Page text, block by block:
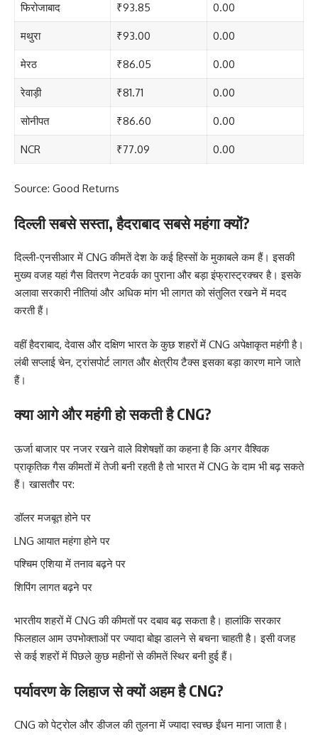
फिरोजाबाद ₹93.85 0.00
मथुरा ₹93.00 0.00
मेरठ ₹86.05 0.00
रेवाड़ी ₹81.71 0.00
सोनीपत ₹86.60 0.00
NCR ₹77.09 0.00
Source: Good Returns
दिल्ली सबसे सस्ता, हैदराबाद सबसे महंगा क्यों?
दिल्ली-एनसीआर में CNG कीमतें देश के कई हिस्सों के मुकाबले कम हैं। इसकी
मुख्य वजह यहां गैस वितरण नेटवर्क का पुराना और बड़ा इंफ्रास्ट्रक्चर है। इसके
अलावा सरकारी नीतियां और अधिक मांग भी लागत को संतुलित रखने में मदद
करती हैं।
वहीं हैदराबाद, देवास और दक्षिण भारत के कुछ शहरों में CNG अपेक्षाकृत महंगी है।
लंबी सप्लाई चेन, ट्रांसपोर्ट लागत और क्षेत्रीय टैक्स इसका बड़ा कारण माने जाते
हैं।
क्या आगे और महंगी हो सकती है CNG?
ऊर्जा बाजार पर नजर रखने वाले विशेषज्ञों का कहना है कि अगर वैश्विक
प्राकृतिक गैस कीमतों में तेजी बनी रहती है तो भारत में CNG के दाम भी बढ़ सकते
हैं। खासतौर पर:
डॉलर मजबूत होने पर
LNG आयात महंगा होने पर
पश्चिम एशिया में तनाव बढ़ने पर
शिपिंग लागत बढ़ने पर
भारतीय शहरों में CNG की कीमतों पर दबाव बढ़ सकता है। हालांकि सरकार
फिलहाल आम उपभोक्ताओं पर ज्यादा बोझ डालने से बचना चाहती है। इसी वजह
से कई शहरों में पिछले कुछ महीनों से कीमतें स्थिर बनी हुई हैं।
पर्यावरण के लिहाज से क्यों अहम है CNG?
CNG को पेट्रोल और डीजल की तुलना में ज्यादा स्वच्छ ईंधन माना जाता है।